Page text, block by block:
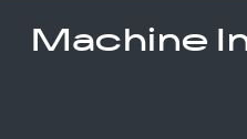
Machine